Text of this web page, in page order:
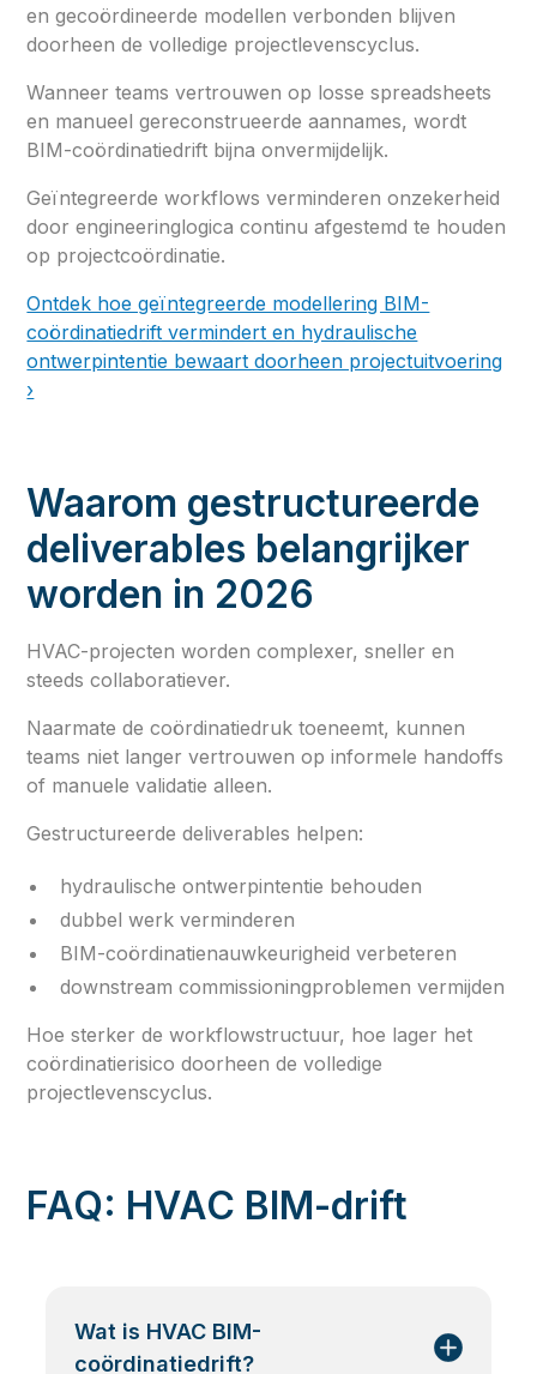
en gecoördineerde modellen verbonden blijven
doorheen de volledige projectlevenscyclus.
Wanneer teams vertrouwen op losse spreadsheets
en manueel gereconstrueerde aannames, wordt
BIM-coördinatiedrift bijna onvermijdelijk.
Geïntegreerde workflows verminderen onzekerheid
door engineeringlogica continu afgestemd te houden
op projectcoördinatie.
Ontdek hoe geïntegreerde modellering BIM-
coördinatiedrift vermindert en hydraulische
ontwerpintentie bewaart doorheen projectuitvoering
›
Waarom gestructureerde
deliverables belangrijker
worden in 2026
HVAC-projecten worden complexer, sneller en
steeds collaboratiever.
Naarmate de coördinatiedruk toeneemt, kunnen
teams niet langer vertrouwen op informele handoffs
of manuele validatie alleen.
Gestructureerde deliverables helpen:
hydraulische ontwerpintentie behouden
dubbel werk verminderen
BIM-coördinatienauwkeurigheid verbeteren
downstream commissioningproblemen vermijden
Hoe sterker de workflowstructuur, hoe lager het
coördinatierisico doorheen de volledige
projectlevenscyclus.
FAQ: HVAC BIM-drift
Wat is HVAC BIM-
coördinatiedrift?